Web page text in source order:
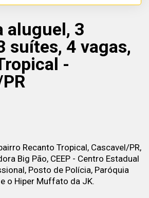
aluguel, 3
suítes, 4 vagas,
-
Recanto Tropical, Cascavel/PR,
Big Pão, CEEP - Centro Estadual
Posto de Polícia, Paróquia
o Hiper Muffato da JK.